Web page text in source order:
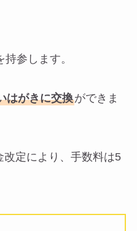
参します。
はがきに交換ができま
定により、手数料は5